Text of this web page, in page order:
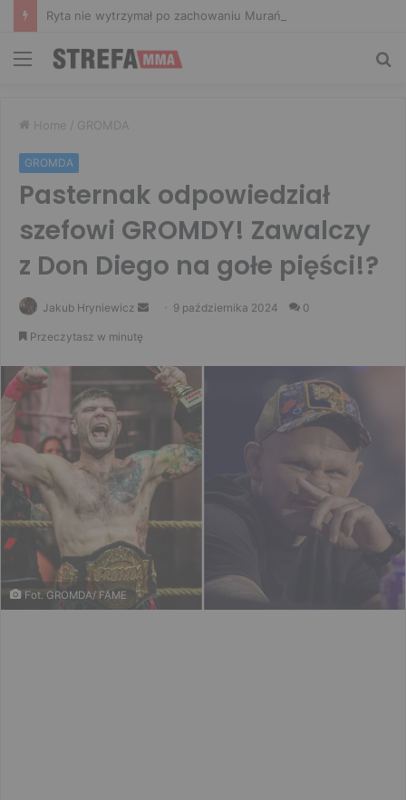
Menu
Home / GROMDA
GROMDA
Pasternak odpowiedział
szefowi GROMDY! Zawalczy
z Don Diego na gołe pięści!?
Jakub Hryniewicz
Send 9 października 2024 0
Przeczytasz w minutę
Fot. GROMDA/ FAME